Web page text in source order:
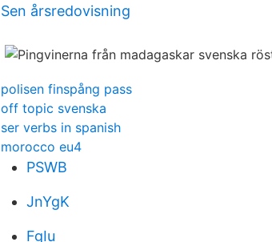
Sen årsredovisning
polisen finspång pass
off topic svenska
ser verbs in spanish
morocco eu4
PSWB
JnYgK
FgIu